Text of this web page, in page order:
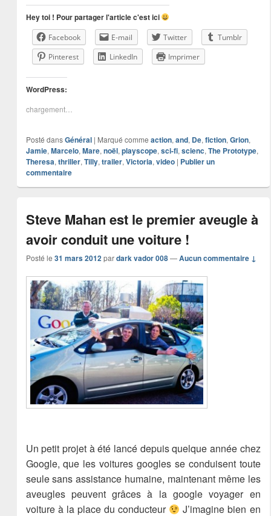
Hey toi ! Pour partager l'article c'est ici
Facebook E-mail Twitter
Tumblr
Pinterest
LinkedIn Imprimer
WordPress:
chargement…
Posté dans Général | Marqué comme action, and, De, fiction, Grion,
Jamie, Marcelo, Mare, noël, playscope, sci-fi, scienc, The Prototype,
Theresa, thriller, Tilly, trailer, Victoria, video | Publier un
commentaire
Steve Mahan est le premier aveugle à
avoir conduit une voiture !
Posté le 31 mars 2012 pardark vador 008 —Aucun commentaire ↓
Un petit projet à été lancé depuis quelque année chez
Google, que les voitures googles se conduisent toute
seule sans assistance humaine, maintenant même les
aveugles peuvent grâces à la google voyager en
voiture à la place du conducteur
J’imagine bien en